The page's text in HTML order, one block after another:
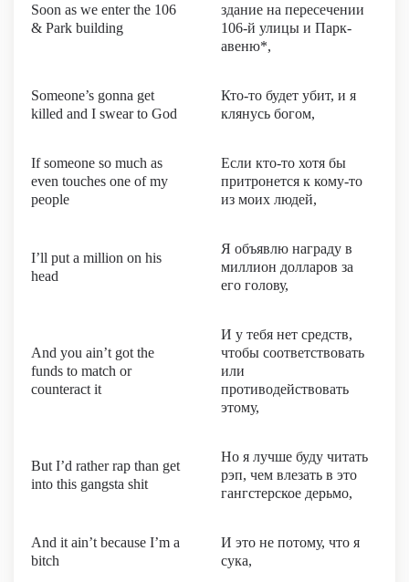
Soon as we enter the 106
& Park building
здание на пересечении
106-й улицы и Парк-
авеню*,
Someone’s gonna get
killed and I swear to God
Кто-то будет убит, и я
клянусь богом,
If someone so much as
even touches one of my
people
Если кто-то хотя бы
притронется к кому-то
из моих людей,
I’ll put a million on his
head
Я объявлю награду в
миллион долларов за
его голову,
And you ain’t got the
funds to match or
counteract it
И у тебя нет средств,
чтобы соответствовать
или
противодействовать
этому,
But I’d rather rap than get
into this gangsta shit
Но я лучше буду читать
рэп, чем влезать в это
гангстерское дерьмо,
And it ain’t because I’m a
bitch
И это не потому, что я
сука,